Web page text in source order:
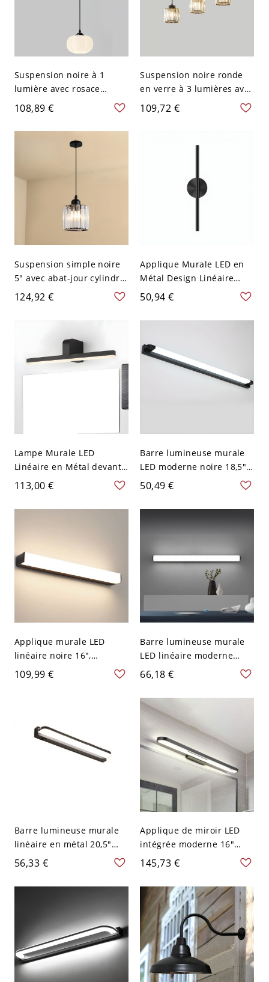
Suspension noire à 1
lumière avec rosace
ronde, accent en bois et
abat-jour en plastique,
pour îlot de cuisine ou
108,89 €
Suspension noire ronde
en verre à 3 lumières avec
rosace linéaire, luminaire
de plafond moderne pour
109,72 €
Suspension simple noire
5" avec abat-jour cylindre
en verre nervuré et
fixation plafond métal
124,92 €
Applique Murale LED en
Métal Design Linéaire
Éclairage Mural Style
Contemporain - 110 V-120
V Noir Rond 59,69 cm
50,94 €
Lampe Murale LED
Linéaire en Métal devant
Miroir pour Salle de Bain
Applique Murale
Contemporaine - Noir 110
113,00 €
Barre lumineuse murale
LED moderne noire 18,5",
applique de vanité en
métal pour miroir de salle
de bain, couloir ou salle
50,49 €
Applique murale LED
linéaire noire 16",
luminaire de vanité
moderne en métal pour
109,99 €
Barre lumineuse murale
LED linéaire moderne
31,5" en métal noir,
lumière blanche, pour
coiffeuse, salle de bain,
couloir ou miroir
66,18 €
Barre lumineuse murale
linéaire en métal 20,5"
pour meuble-lavabo de
salle de bain, applique
murale intérieure
56,33 €
Applique de miroir LED
intégrée moderne 16"
noire, lampe murale en
métal avec abat-jour pour
salle de bain ou WC, 110V-
120V
145,73 €